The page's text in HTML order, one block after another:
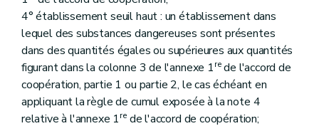
Art. 258
Art. 259
Art. 260
Art. 261
Art. 262
Art. 263
Art. 264
Art. 265
4° établissement seuil haut : un établissement dans
lequel des substances dangereuses sont présentes
dans des quantités égales ou supérieures aux quantités
figurant dans la colonne 3 de l'annexe 1rede l'accord de
coopération, partie 1 ou partie 2, le cas échéant en
appliquant la règle de cumul exposée à la note 4
relative à l'annexe 1rede l'accord de coopération;